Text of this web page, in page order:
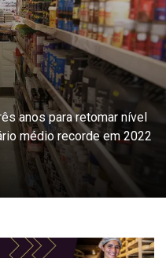
anos para retomar nível
médio recorde em 2022